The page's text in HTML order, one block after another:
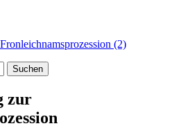
(2)
Suchen
zur